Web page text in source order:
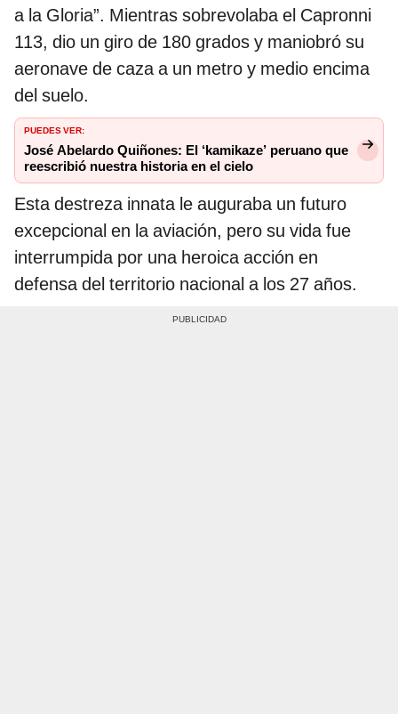
a la Gloria”. Mientras sobrevolaba el Capronni
113, dio un giro de 180 grados y maniobró su
aeronave de caza a un metro y medio encima
del suelo.
PUEDES VER:
José Abelardo Quiñones: El ‘kamikaze’ peruano que
reescribió nuestra historia en el cielo
Esta destreza innata le auguraba un futuro
excepcional en la aviación, pero su vida fue
interrumpida por una heroica acción en
defensa del territorio nacional a los 27 años.